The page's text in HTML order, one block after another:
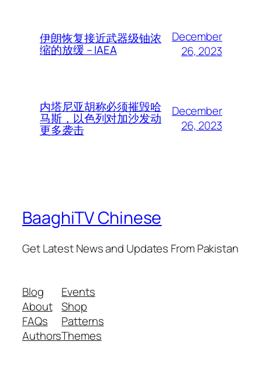
伊朗恢复接近武器级铀浓
缩的放缓 – IAEA
December
26, 2023
内塔尼亚胡称必须摧毁哈
马斯，以色列对加沙发动
更多袭击
December
26, 2023
BaaghiTV Chinese
Get Latest News and Updates From Pakistan
Blog
About
FAQs
Authors
Events
Shop
Patterns
Themes